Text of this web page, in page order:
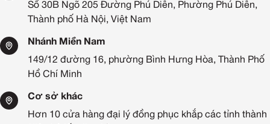
Số 30B Ngõ 205 Đường Phú Diễn, Phường Phú Diễn,
Thành phố Hà Nội, Việt Nam
Nhánh Miền Nam
149/12 đường 16, phường Bình Hưng Hòa, Thành Phố
Hồ Chí Minh
Cơ sở khác
Hơn 10 cửa hàng đại lý đồng phục khắp các tỉnh thành